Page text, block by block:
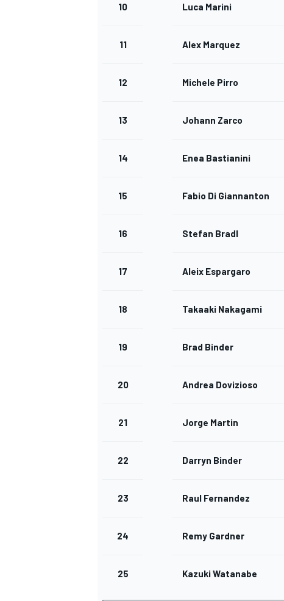
10 Luca Marini
11 Alex Marquez
12 Michele Pirro
13 Johann Zarco
14 Enea Bastianini
15 Fabio Di Giannantonio
16 Stefan Bradl
17 Aleix Espargaro
18 Takaaki Nakagami
19 Brad Binder
20 Andrea Dovizioso
21 Jorge Martin
22 Darryn Binder
23 Raul Fernandez
24 Remy Gardner
25 Kazuki Watanabe